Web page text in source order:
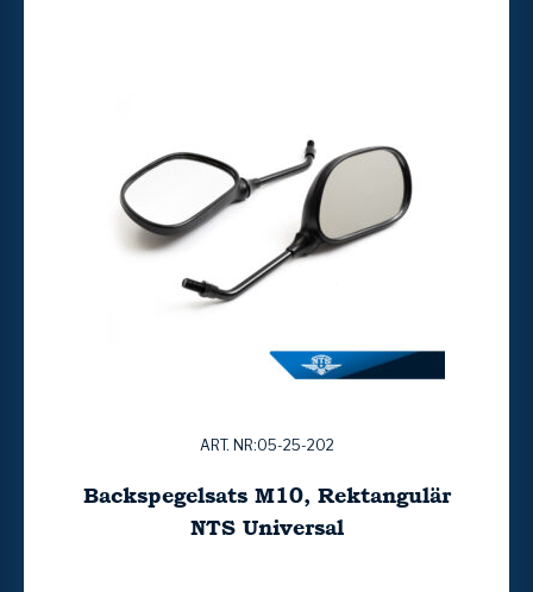
ART. NR:05-25-202
Backspegelsats M10, Rektangulär
NTS Universal